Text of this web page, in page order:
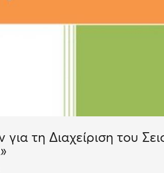
τη Διαχείριση του